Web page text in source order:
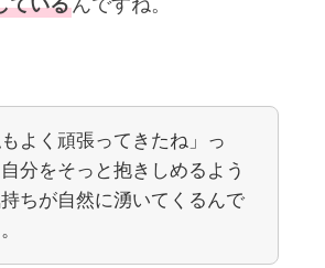
ているんですね。
もよく頑張ってきたね」っ
分をそっと抱きしめるよう
ちが自然に湧いてくるんで